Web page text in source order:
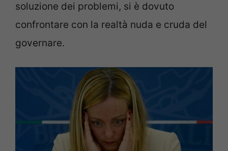
soluzione dei problemi, si è dovuto
confrontare con la realtà nuda e cruda del
governare.